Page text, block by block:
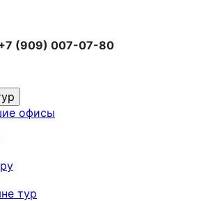
(909) 007-07-80
офисы
тур